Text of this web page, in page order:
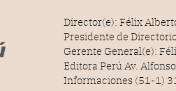
Director(e): Félix
Presidente de
Gerente General(e):
Editora Perú Av.
Informaciones (51-1)